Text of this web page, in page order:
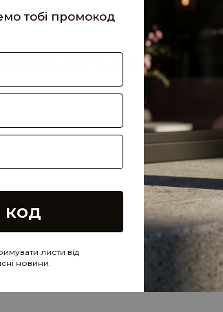
особистим кабінетом, щоб
тобі промокод
код
листи від
новини.